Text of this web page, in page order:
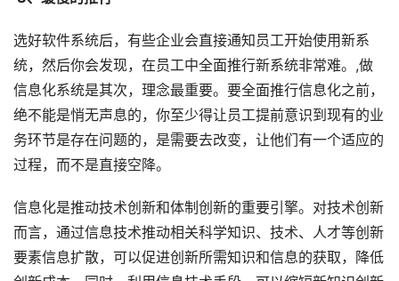
选好软件系统后，有些企业会直接通知员工开始使用新系
统，然后你会发现，在员工中全面推行新系统非常难。,做
信息化系统是其次，理念最重要。要全面推行信息化之前，
绝不能是悄无声息的，你至少得让员工提前意识到现有的业
务环节是存在问题的，是需要去改变，让他们有一个适应的
过程，而不是直接空降。
信息化是推动技术创新和体制创新的重要引擎。对技术创新
而言，通过信息技术推动相关科学知识、技术、人才等创新
要素信息扩散，可以促进创新所需知识和信息的获取，降低